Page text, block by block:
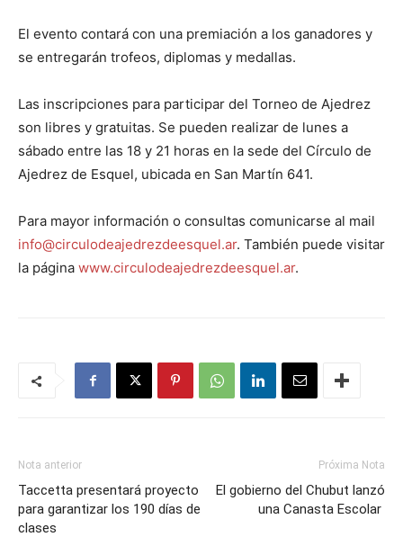
El evento contará con una premiación a los ganadores y
se entregarán trofeos, diplomas y medallas.
Las inscripciones para participar del Torneo de Ajedrez
son libres y gratuitas. Se pueden realizar de lunes a
sábado entre las 18 y 21 horas en la sede del Círculo de
Ajedrez de Esquel, ubicada en San Martín 641.
Para mayor información o consultas comunicarse al mail
info@circulodeajedrezdeesquel.ar. También puede visitar
la página www.circulodeajedrezdeesquel.ar.
Nota anterior
Taccetta presentará proyecto
para garantizar los 190 días de
clases
Próxima Nota
El gobierno del Chubut lanzó
una Canasta Escolar